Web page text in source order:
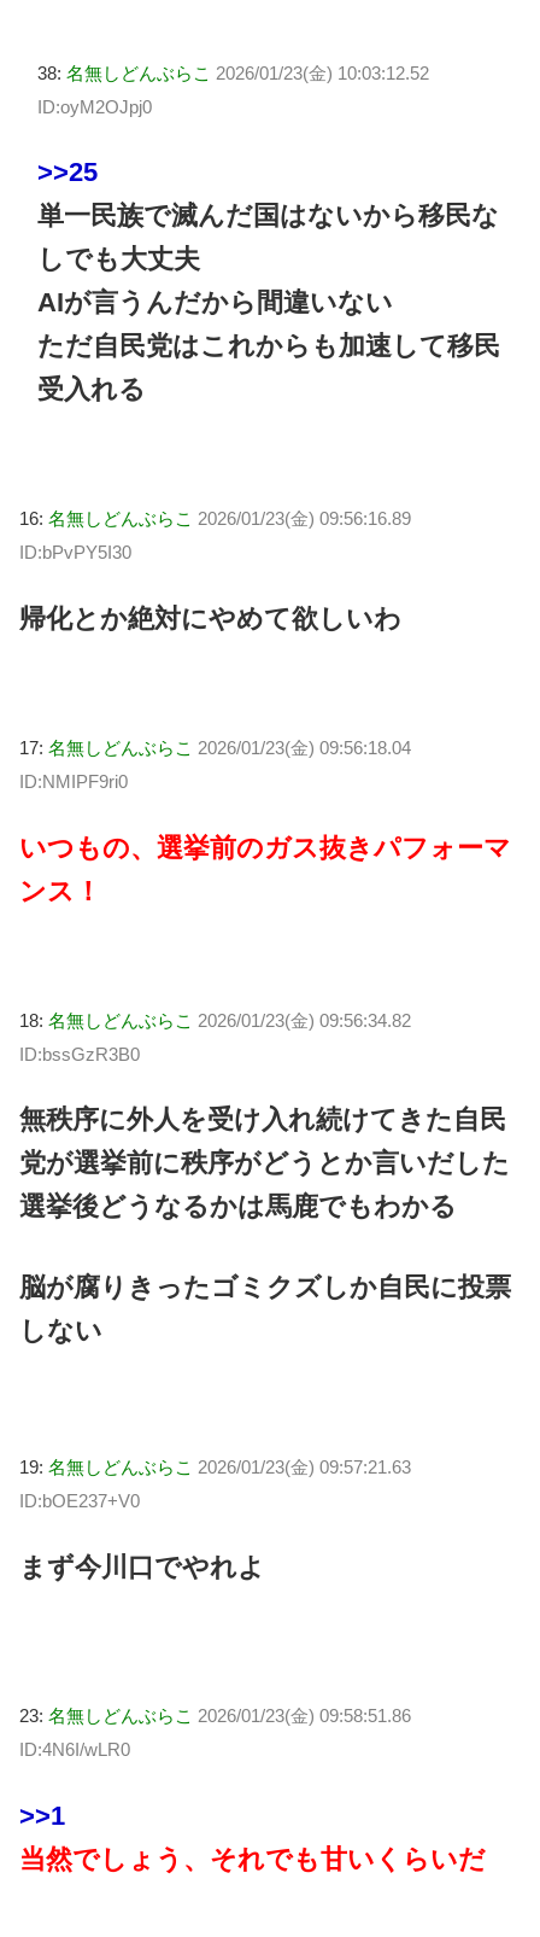
38: 名無しどんぶらこ 2026/01/23(金) 10:03:12.52
ID:oyM2OJpj0
>>25
単一民族で滅んだ国はないから移民な
しでも大丈夫
AIが言うんだから間違いない
ただ自民党はこれからも加速して移民
受入れる
16: 名無しどんぶらこ 2026/01/23(金) 09:56:16.89
ID:bPvPY5I30
帰化とか絶対にやめて欲しいわ
17: 名無しどんぶらこ 2026/01/23(金) 09:56:18.04
ID:NMIPF9ri0
いつもの、選挙前のガス抜きパフォーマ
ンス！
18: 名無しどんぶらこ 2026/01/23(金) 09:56:34.82
ID:bssGzR3B0
無秩序に外人を受け入れ続けてきた自民
党が選挙前に秩序がどうとか言いだした
選挙後どうなるかは馬鹿でもわかる
脳が腐りきったゴミクズしか自民に投票
しない
19: 名無しどんぶらこ 2026/01/23(金) 09:57:21.63
ID:bOE237+V0
まず今川口でやれよ
23: 名無しどんぶらこ 2026/01/23(金) 09:58:51.86
ID:4N6I/wLR0
>>1
当然でしょう、それでも甘いくらいだ